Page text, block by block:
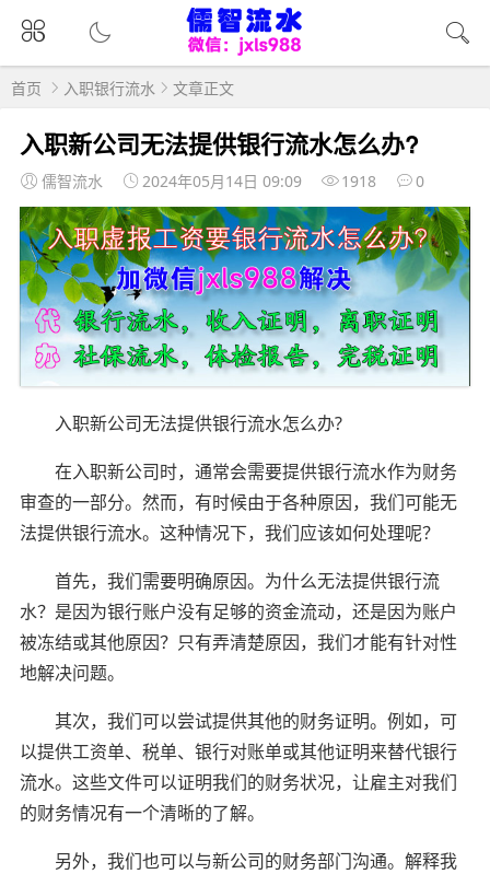
首页 入职银行流水 文章正文
入职新公司无法提供银行流水怎么办?
儒智流水 2024年05月14日 09:09 1918 0
入职新公司无法提供银行流水怎么办?
在入职新公司时，通常会需要提供银行流水作为财务
审查的一部分。然而，有时候由于各种原因，我们可能无
法提供银行流水。这种情况下，我们应该如何处理呢？
首先，我们需要明确原因。为什么无法提供银行流
水？是因为银行账户没有足够的资金流动，还是因为账户
被冻结或其他原因？只有弄清楚原因，我们才能有针对性
地解决问题。
其次，我们可以尝试提供其他的财务证明。例如，可
以提供工资单、税单、银行对账单或其他证明来替代银行
流水。这些文件可以证明我们的财务状况，让雇主对我们
的财务情况有一个清晰的了解。
另外，我们也可以与新公司的财务部门沟通。解释我